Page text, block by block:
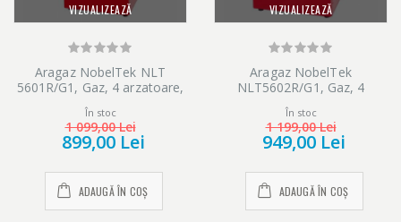
VIZUALIZEAZĂ
Aragaz NobelTek NLT
5601R/G1, Gaz, 4 arzatoare,
Dispozitiv siguranta plita si
cuptor, 50 x 60 cm, Rosu
În stoc
1 099,00 Lei
899,00 Lei
ADAUGĂ ÎN COȘ
VIZUALIZEAZĂ
Aragaz NobelTek
NLT5602R/G1, Gaz, 4
arzatoare, Dispozitiv
siguranta plita si cuptor,
Aprindere electrica, 50 x 60
cm, Rosu
În stoc
1 199,00 Lei
949,00 Lei
ADAUGĂ ÎN COȘ